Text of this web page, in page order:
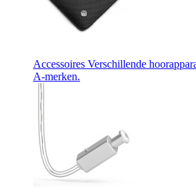
Accessoires Verschillende
A-merken.